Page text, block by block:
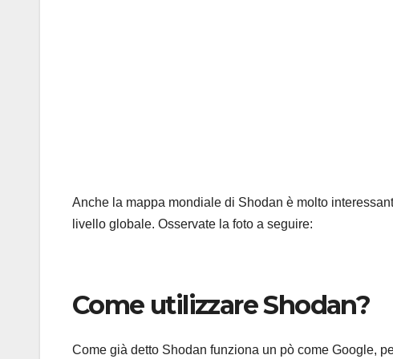
Anche la mappa mondiale di Shodan è molto
livello globale. Osservate la foto a seguire:
Come utilizzare Shodan?
Come già detto Shodan funziona un pò come Google,